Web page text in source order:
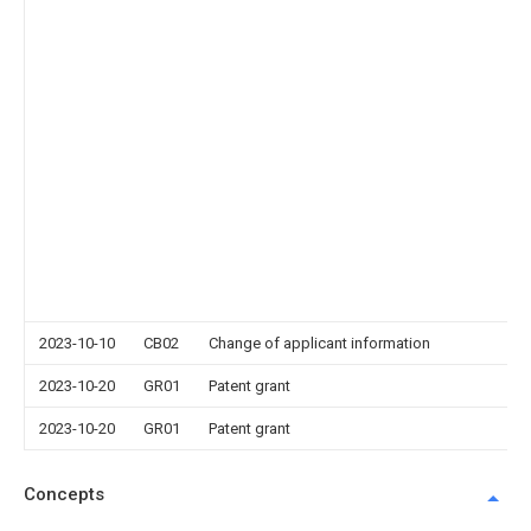
2023-10-10 CB02 Change of applicant information
2023-10-20 GR01 Patent grant
2023-10-20 GR01 Patent grant
Concepts